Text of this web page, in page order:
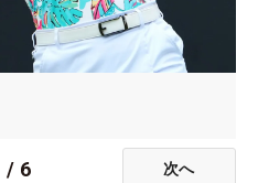
/ 6 次へ